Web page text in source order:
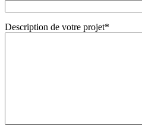
Description de votre projet*